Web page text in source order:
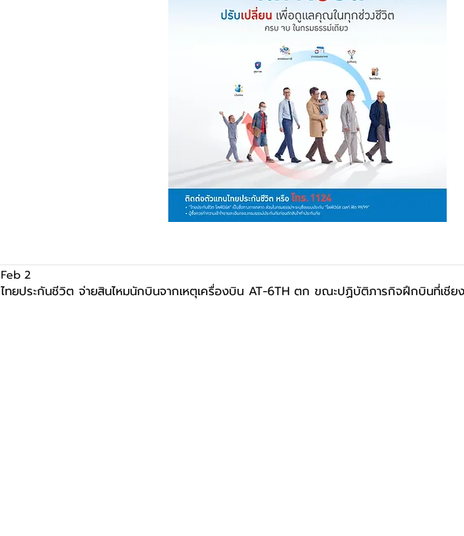
ไทยประกันชีวิต จ่ายสินไหมนักบินจากเหตุเครื่องบิน AT-6TH ตก ขณะปฏิบัติภารกิจฝึกบินที่เชีย
Feb 2